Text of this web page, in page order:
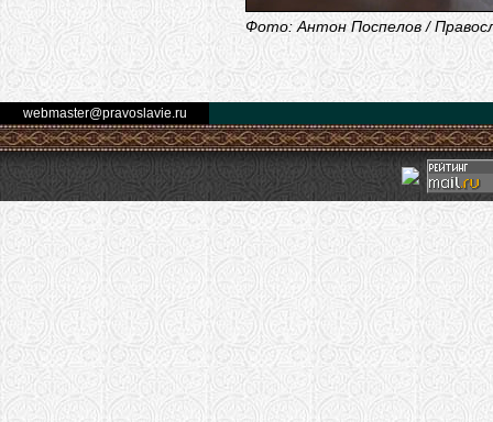
Фото: Антон Поспелов /
webmaster@pravoslavie.ru